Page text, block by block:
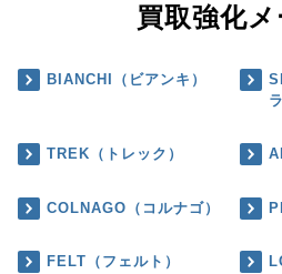
買取強化
BIANCHI（ビアンキ）
TREK（トレック）
COLNAGO（コルナゴ）
FELT（フェルト）